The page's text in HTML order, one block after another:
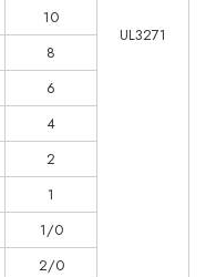
UL3271
10
8
6
4
2
1
1/0
2/0